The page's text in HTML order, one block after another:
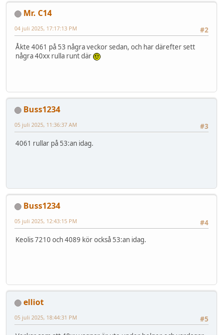
Mr. C14
#2
04 juli 2025, 17:17:13 PM
Åkte 4061 på 53 några veckor sedan, och har därefter sett
några 40xx rulla runt där
Buss1234
#3
05 juli 2025, 11:36:37 AM
4061 rullar på 53:an idag.
Buss1234
#4
05 juli 2025, 12:43:15 PM
Keolis 7210 och 4089 kör också 53:an idag.
elliot
#5
05 juli 2025, 18:44:31 PM